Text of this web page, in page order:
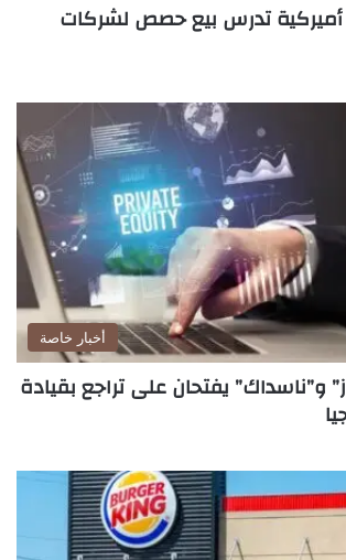
تدرس بيع حصص لشركات
أخبار خاصة
و”ناسداك” يفتحان على تراجع بقيادة